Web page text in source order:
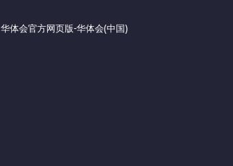
华体会官方网页版-华体会(中国)